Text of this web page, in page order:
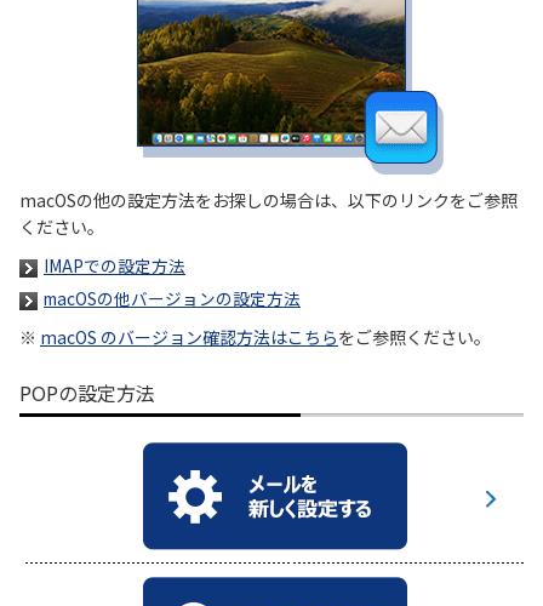
各種ダウンロード
お問い合わせ
お知らせ
NTTドコモビジネスのお客さ
まはこちら
サービス
OCN サービス一覧
macOSの他の設定方法をお探しの場合は、以下のリンクをご参照
ください。
IMAPでの設定方法
macOSの他バージョンの設定方法
※ macOS のバージョン確認方法はこちらをご参照ください。
POPの設定方法